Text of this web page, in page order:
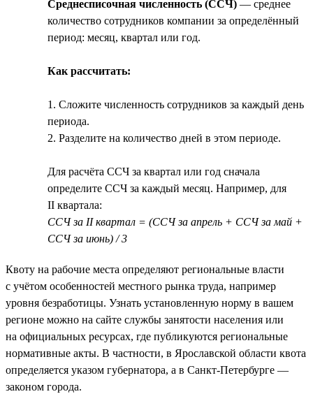
Среднесписочная численность (ССЧ) — среднее
количество сотрудников компании за определённый
период: месяц, квартал или год.
Как рассчитать:
1. Сложите численность сотрудников за каждый день
периода.
2. Разделите на количество дней в этом периоде.
Для расчёта ССЧ за квартал или год сначала
определите ССЧ за каждый месяц. Например, для
II квартала:
ССЧ за II квартал = (ССЧ за апрель + ССЧ за май +
ССЧ за июнь) / 3
Квоту на рабочие места определяют региональные власти
с учётом особенностей местного рынка труда, например
уровня безработицы. Узнать установленную норму в вашем
регионе можно на сайте службы занятости населения или
на официальных ресурсах, где публикуются региональные
нормативные акты. В частности, в Ярославской области квота
определяется указом губернатора, а в Санкт-Петербурге —
законом города.